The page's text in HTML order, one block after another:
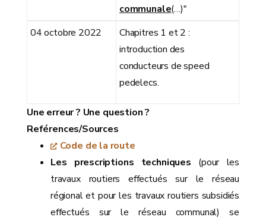
communale(…)"
04 octobre 2022
Chapitres 1 et 2 :
introduction des
conducteurs de speed
pedelecs.
Une erreur ? Une question ?
Reférences/Sources
Code de la route
Les prescriptions techniques (pour les
travaux routiers effectués sur le réseau
régional et pour les travaux routiers subsidiés
effectués sur le réseau communal) se